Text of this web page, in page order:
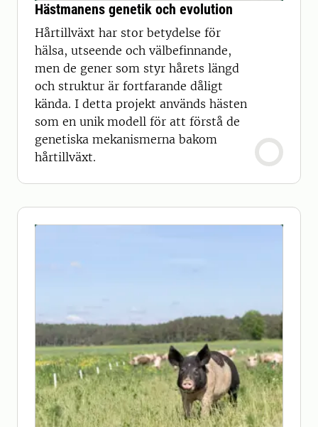
Hästmanens genetik och evolution
Hårtillväxt har stor betydelse för
hälsa, utseende och välbefinnande,
men de gener som styr hårets längd
och struktur är fortfarande dåligt
kända. I detta projekt används hästen
som en unik modell för att förstå de
genetiska mekanismerna bakom
hårtillväxt.